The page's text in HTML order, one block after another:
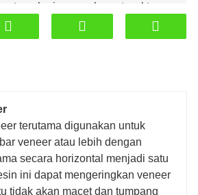
pekerja, yang hemat waktu
terutama digunakan untuk
veneer atau lebih dengan
secara horizontal menjadi satu
ini dapat mengeringkan veneer
tidak akan macet dan tumpang